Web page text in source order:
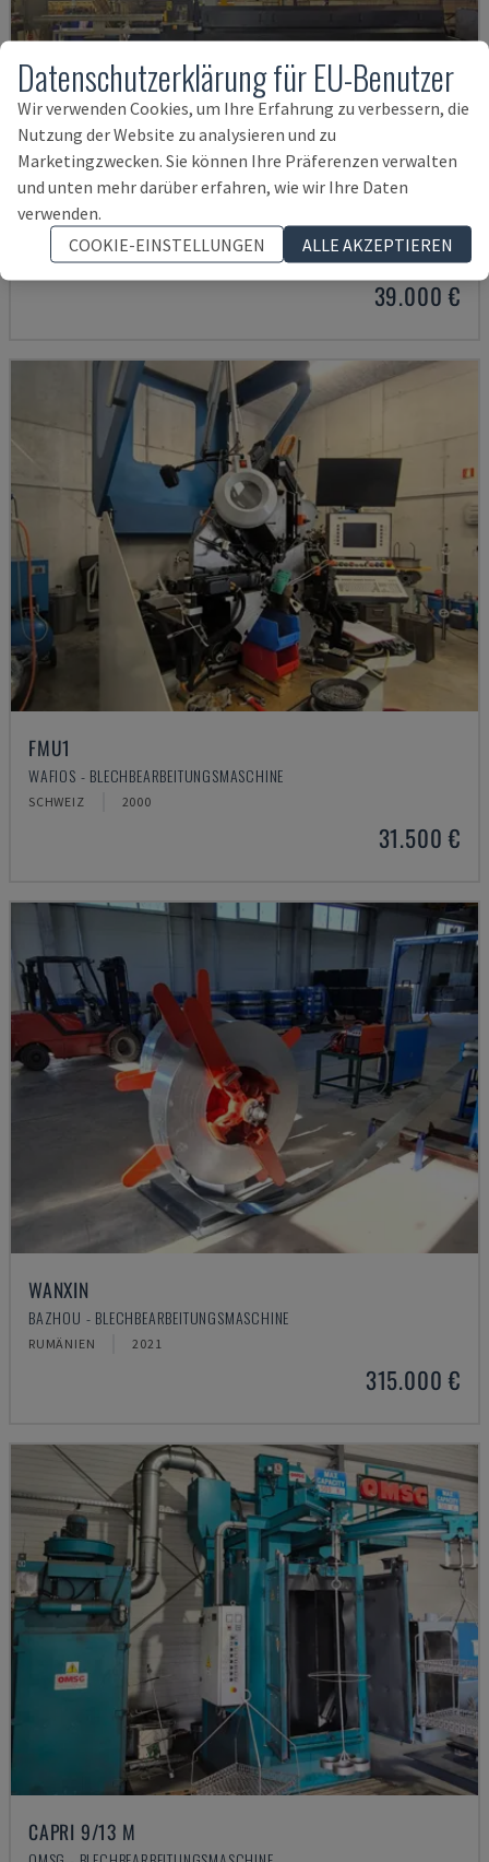
HMP SIRIUS PLUS -3000/3-L1
PARS - BLECHBEARBEITUNGSMASCHINE
POLEN 2015 2.677 STD
39.000 €
FMU1
WAFIOS - BLECHBEARBEITUNGSMASCHINE
SCHWEIZ 2000
31.500 €
WANXIN
BAZHOU - BLECHBEARBEITUNGSMASCHINE
RUMÄNIEN 2021
315.000 €
CAPRI 9/13 M
Datenschutzerklärung für EU-Benutzer
Wir verwenden Cookies, um Ihre Erfahrung zu verbessern, die
Nutzung der Website zu analysieren und zu
Marketingzwecken. Sie können Ihre Präferenzen verwalten
und unten mehr darüber erfahren, wie wir Ihre Daten
verwenden.
COOKIE-EINSTELLUNGEN
ALLE AKZEPTIEREN